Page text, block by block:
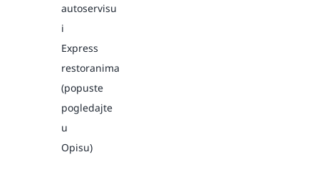
autoservisu
i
Express
restoranima
(popuste
pogledajte
u
Opisu)